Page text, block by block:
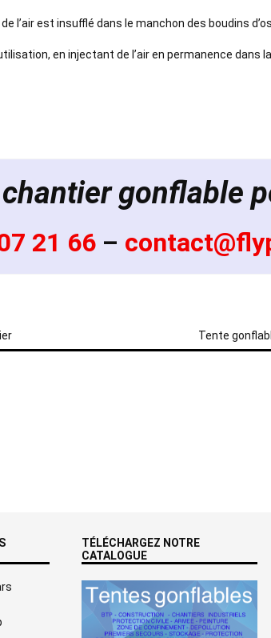
l’air est insufflé dans le manchon des boudins
en injectant de l’air en permanence
gonflable
21 66 –
Tente gonflable
TÉLÉCHARGEZ NOTRE
CATALOGUE